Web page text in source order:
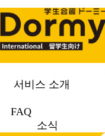
서비스 소개
FAQ
소식